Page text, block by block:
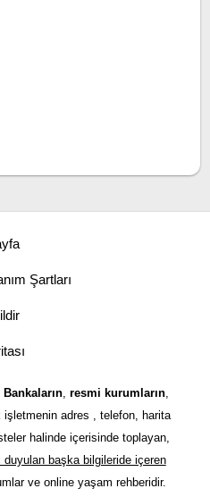
Şartları
Bankaların, resmi kurumların,
işletmenin adres , telefon, harita
halinde içerisinde toplayan,
başka bilgileride içeren
ve online yaşam rehberidir.